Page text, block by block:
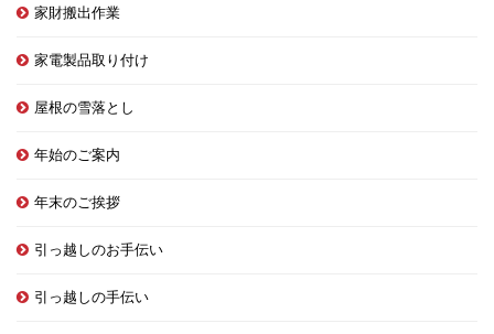
家財搬出作業
家電製品取り付け
屋根の雪落とし
年始のご案内
年末のご挨拶
引っ越しのお手伝い
引っ越しの手伝い